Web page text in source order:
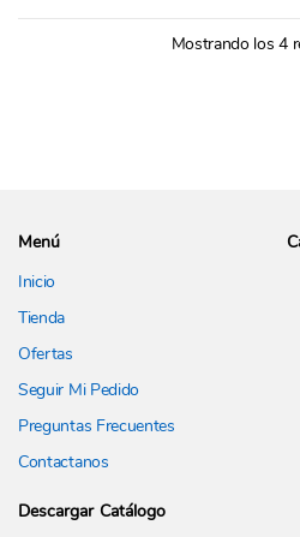
Mostrando los 4
Menú
Inicio
Tienda
Ofertas
Seguir Mi Pedido
Preguntas Frecuentes
Contactanos
Descargar Catálogo